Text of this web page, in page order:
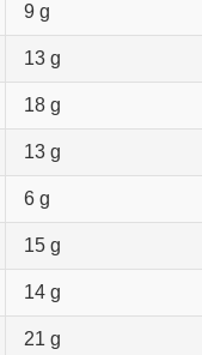
9 g
13 g
18 g
13 g
6 g
15 g
14 g
21 g